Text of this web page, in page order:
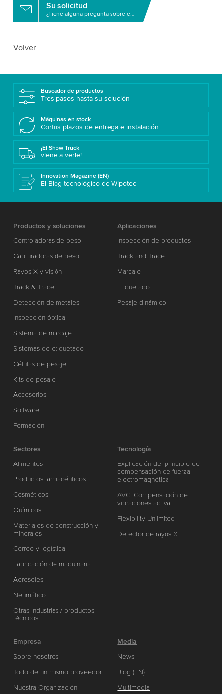
Su solicitud
¿Tiene alguna pregunta sobre este producto?
Volver
Buscador de productos
Tres pasos hasta su solución
Máquinas en stock
Cortos plazos de entrega e instalación
¡El Show Truck
viene a verle!
Innovation Magazine (EN)
El Blog tecnológico de Wipotec
Productos y soluciones
Controladoras de peso
Capturadoras de peso
Rayos X y visión
Track & Trace
Detección de metales
Inspección óptica
Sistema de marcaje
Sistemas de etiquetado
Células de pesaje
Kits de pesaje
Accesorios
Software
Formación
Aplicaciones
Inspección de productos
Track and Trace
Marcaje
Etiquetado
Pesaje dinámico
Sectores
Alimentos
Productos farmacéuticos
Cosméticos
Químicos
Materiales de construcción y
minerales
Correo y logística
Fabricación de maquinaria
Aerosoles
Neumático
Otras industrias / productos
técnicos
Tecnología
Explicación del principio de
compensación de fuerza
electromagnética
AVC: Compensación de
vibraciones activa
Flexibility Unlimited
Detector de rayos X
Empresa
Sobre nosotros
Todo de un mismo proveedor
Nuestra Organización
Media
News
Blog (EN)
Multimedia